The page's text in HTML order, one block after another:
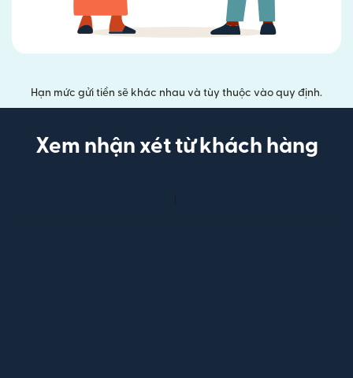
Hạn mức gửi tiền sẽ khác nhau và tùy thuộc vào quy định.
Xem nhận xét từ khách hàng